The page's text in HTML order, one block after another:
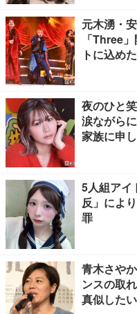
元木湧・
「Three
トに込め
夜のひと
涙ながら
家族に申
5人組アイ
反」によ
罪
青木さや
ンスの取
真似した